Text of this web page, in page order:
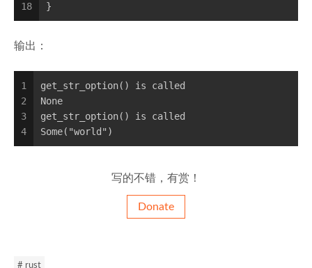
18
}
输出：
1
2
3
4
get_str_option() is called
None
get_str_option() is called
Some("world")
写的不错，有赏！
Donate
# rust